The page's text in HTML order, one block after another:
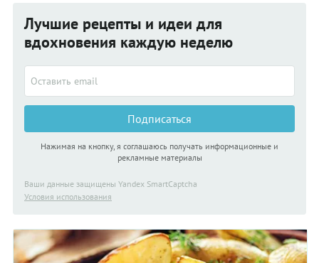
комочков. Осталось разогреть духовку, добавить сыр и
жареные шампиньоны — через 20 минут вкусный ужин у вас
на столе!
Лучшие рецепты и идеи для
вдохновения каждую неделю
Подписаться
Нажимая на кнопку, я соглашаюсь получать информационные и
рекламные материалы
Ваши данные защищены Yandex SmartCaptcha
Условия использования